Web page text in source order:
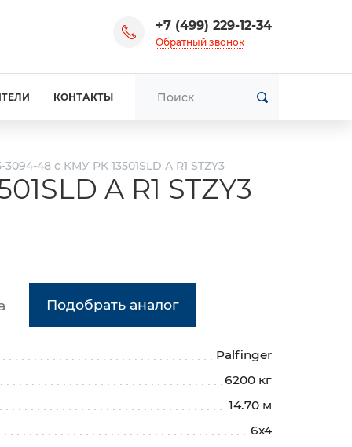
+7 (499) 229-12-34
Обратный звонок
КОНТАКТЫ
48 с КМУ РК 13501SLD A R1 STZY3
A R1 STZY3
Подобрать аналог
Palfinger
6200 кг
14.70 м
6х4